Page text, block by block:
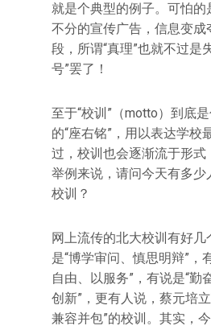
就是个典型的例子。可怕的
不分的宣传广告，信息变成
段，所谓“真理”也就不过是
号”罢了！
至于“校训”（motto）到底
的“座右铭”，用以表达学校
过，校训也会逐渐流于形式
举例来说，请问今天有多少
校训？
网上流传的北大校训有好几
是“博学审问、慎思明辩”，
自由、以服务”，有说是“勤
创新”，更有人说，蔡元培立
兼容并包”的校训。其实，